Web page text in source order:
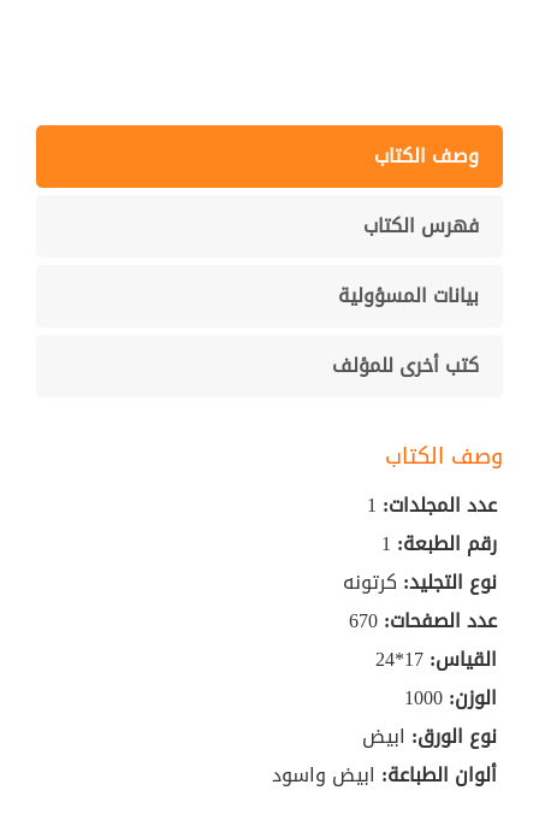
وصف الكتاب
فهرس الكتاب
بيانات المسؤولية
كتب أخرى للمؤلف
وصف الكتاب
عدد المجلدات: 1
رقم الطبعة: 1
نوع التجليد: كرتونه
عدد الصفحات:670
القياس:17*24
الوزن:1000
نوع الورق: ابيض
ألوان الطباعة: ابيض واسود